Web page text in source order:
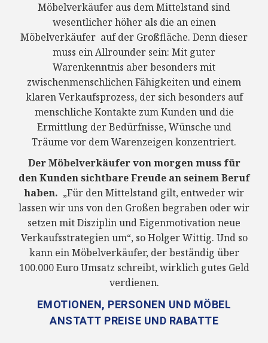
Möbelverkäufer aus dem Mittelstand sind
wesentlicher höher als die an einen
Möbelverkäufer auf der Großfläche. Denn dieser
muss ein Allrounder sein: Mit guter
Warenkenntnis aber besonders mit
zwischenmenschlichen Fähigkeiten und einem
klaren Verkaufsprozess, der sich besonders auf
menschliche Kontakte zum Kunden und die
Ermittlung der Bedürfnisse, Wünsche und
Träume vor dem Warenzeigen konzentriert.
Der Möbelverkäufer von morgen muss für
den Kunden sichtbare Freude an seinem Beruf
haben. „Für den Mittelstand gilt, entweder wir
lassen wir uns von den Großen begraben oder wir
setzen mit Disziplin und Eigenmotivation neue
Verkaufsstrategien um“, so Holger Wittig. Und so
kann ein Möbelverkäufer, der beständig über
100.000 Euro Umsatz schreibt, wirklich gutes Geld
verdienen.
EMOTIONEN, PERSONEN UND MÖBEL
ANSTATT PREISE UND RABATTE